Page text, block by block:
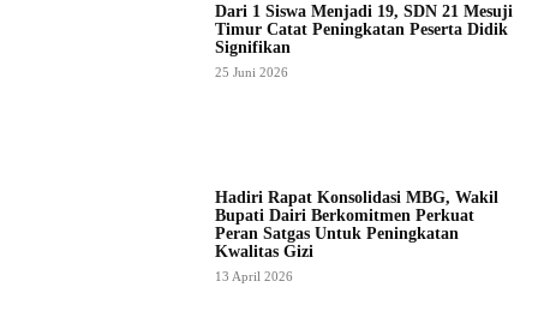
Dari 1 Siswa Menjadi 19, SDN 21 Mesuji
Timur Catat Peningkatan Peserta Didik
Signifikan
25 Juni 2026
Hadiri Rapat Konsolidasi MBG, Wakil
Bupati Dairi Berkomitmen Perkuat
Peran Satgas Untuk Peningkatan
Kwalitas Gizi
13 April 2026